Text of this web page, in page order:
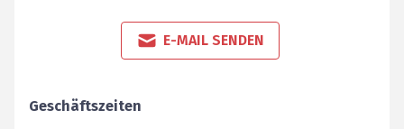
E-MAIL SENDEN
Geschäftszeiten